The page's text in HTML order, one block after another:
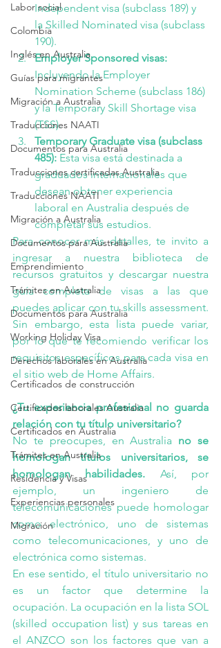
Labor social
Colombia
Inglés en Australia
Guías para migrantes
Migración a Australia
Traducciones NAATI
Documentos para Australia
Traducciones certificadas Australia
Traducciones NAATI
Migración a Australia
Documentos para Australia
Emprendimiento
Trámites en Australia
Documentos para Australia
Working Holiday Visa
Derechos laborales en Australia
Certificados de construcción
Certificados laborales Australia
Certificados en Australia
Trámites en Australia
Residencia y Visas
Experiencias personales
Migración
Independent visa (subclass 189) y
la Skilled Nominated visa (subclass
190).
Employer Sponsored visas:
Incluyendo la Employer
Nomination Scheme (subclass 186)
y la Temporary Skill Shortage visa
(TSS).
Temporary Graduate visa (subclass
485): Esta visa está destinada a
graduados internacionales que
desean obtener experiencia
laboral en Australia después de
completar sus estudios.
Para conocer más detalles, te invito a
ingresar a nuestra biblioteca de
recursos gratuitos y descargar nuestra
guía completa de visas a las que
puedes aplicar con tu skills assessment.
Sin embargo, esta lista puede variar,
por lo que te recomiendo verificar los
requisitos específicos para cada visa en
el sitio web de Home Affairs.
¿Tu experiencia profesional no guarda
relación con tu título universitario?
No te preocupes, en Australia no se
homologan títulos universitarios, se
homologan habilidades. Así, por
ejemplo, un ingeniero de
telecomunicaciones puede homologar
como electrónico, uno de sistemas
como telecomunicaciones, y uno de
electrónica como sistemas.
En ese sentido, el título universitario no
es un factor que determine la
ocupación. La ocupación en la lista SOL
(skilled occupation list) y sus tareas en
el ANZCO son los factores que van a